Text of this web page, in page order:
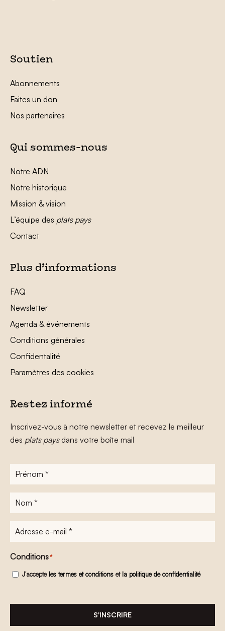
Soutien
Abonnements
Faites un don
Nos partenaires
Qui sommes-nous
Notre ADN
Notre historique
Mission & vision
L’équipe des plats pays
Contact
Plus d’informations
FAQ
Newsletter
Agenda & événements
Conditions générales
Confidentalité
Paramètres des cookies
Restez informé
Inscrivez-vous à notre newsletter et recevez le meilleur
des plats paysdans votre boîte mail
Prénom
Nom
Adresse
e-
mail*
Conditions*
J'accepte les termes et conditions et la politique de confidentialité
S'INSCRIRE